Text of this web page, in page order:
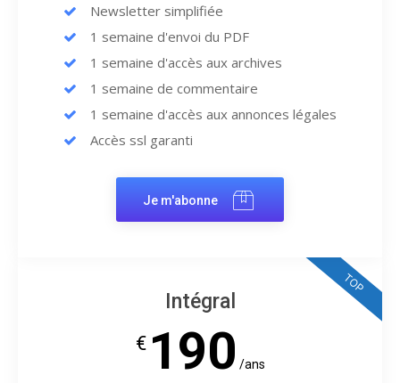
Newsletter simplifiée
1 semaine d'envoi du PDF
1 semaine d'accès aux archives
1 semaine de commentaire
1 semaine d'accès aux annonces légales
Accès ssl garanti
Je m'abonne
TOP
Intégral
€ 190 /ans